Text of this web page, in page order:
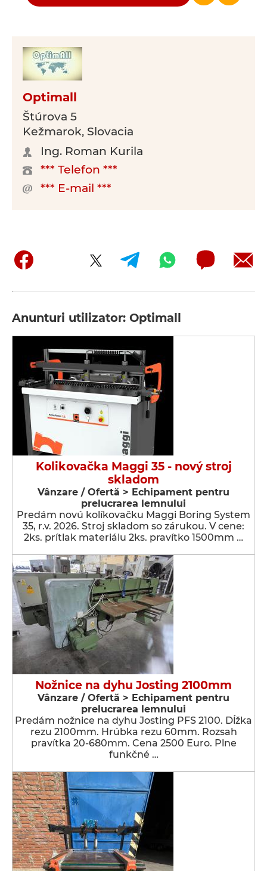
Optimall
Štúrova 5
Kežmarok, Slovacia
Ing. Roman Kurila
*** Telefon ***
*** E-mail ***
Anunturi utilizator: Optimall
Kolikovačka Maggi 35 - nový stroj
skladom
Vânzare / Ofertă > Echipament pentru
prelucrarea lemnului
Predám novú kolíkovačku Maggi Boring System
35, r.v. 2026. Stroj skladom so zárukou. V cene:
2ks. prítlak materiálu 2ks. pravítko 1500mm …
Nožnice na dyhu Josting 2100mm
Vânzare / Ofertă > Echipament pentru
prelucrarea lemnului
Predám nožnice na dyhu Josting PFS 2100. Dĺžka
rezu 2100mm. Hrúbka rezu 60mm. Rozsah
pravítka 20-680mm. Cena 2500 Euro. Plne
funkčné …